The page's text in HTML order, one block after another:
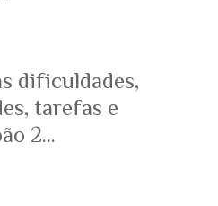
dificuldades,
tarefas e
2...